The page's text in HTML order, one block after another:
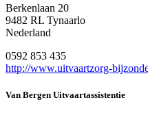
Berkenlaan 20
9482 RL Tynaarlo
Nederland
0592 853 435
http://www.uitvaartzorg-
Van Bergen Uitvaartassistentie